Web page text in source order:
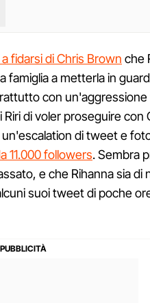
fidarsi di Chris Brown che
famiglia a metterla in
con un'aggressione
di voler proseguire con
di tweet e
11.000 followers. Sembra
e che Rihanna sia di
suoi tweet di poche